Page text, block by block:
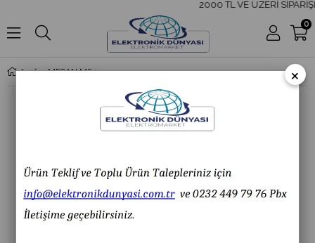
2000 TL VE ÜZERİ
0
MESAN MS 1333.1.12-60VAC/DC ENDÜSTRİYEL IŞIKLI SİREN 43 SES KONTAKLI ALÜMİNYUM GÖVDE ×